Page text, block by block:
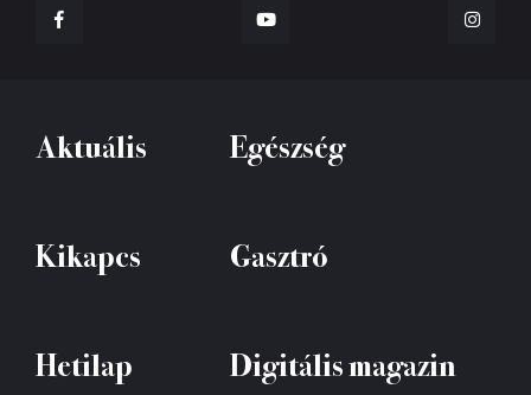
Aktuális Egészség
Kikapcs Gasztró
Hetilap Digitális magazin